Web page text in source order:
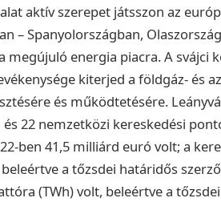
aktív szerepet játsszon az
– Spanyolországban,
megújuló energia piacra.A svájci
kiterjed a földgáz- és
és működtetésére.
22 nemzetközi kereskedési
ben 41,5 milliárd euró volt; a
a tőzsdei határidős
(TWh) volt, beleértve a